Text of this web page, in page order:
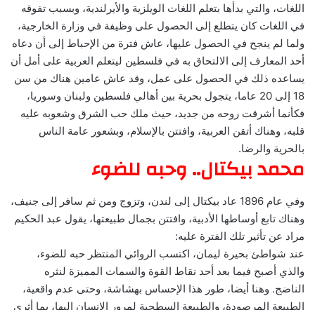
اللغات، والتي بدأها بتعلم اللغات الويلزية والأيرلندية، وبسبب تفوقه
في اللغات كان يتطلع إلى الحصول على وظيفة في وزارة الخارجية،
ولما لم ينجح في الحصول عليها، عاش فترة من الإحباط إلى أن دعاه
أحد المعارف إلى الالتحاق به في فلسطين ليتعلم العربية على أمل أن
يساعده ذلك في الحصول على عمل، وقد عاش عامين هناك من سن
18 إلى 20 عاما، يتجول بحرية بين أهالي فلسطين ولبنان وسوريا،
فكأنما أشرقت روحه من جديد، حيث ملك حب الشرق وشعوبه عليه
قلبه، وهناك أتقن العربية، وافتتن بالإسلام، وبشعور عامة الناس
بالحرية والرضا.
محمد بيكتال.. وحبه للضوء
وفي عام 1896 عاد بيكتال إلى لندن، وتزوج ومن ثم سافر إلى جنيف،
وهناك تابع أوساطها الأدبية، وافتتن بجمال طبيعتها، يقول عبد الحكيم
مراد عن تأثير تلك الفترة عليه:
عند شواطئ بحيرة ليمان، اكتسب الروائي المنتظر حبه للضوء،
والذي أصبح فيما بعد أحد نقاط القوة والسمات المميزة لنثره
الناضج. وهنا أيضا، طور هذا الإحساس بهشاشة، وحتى عدم واقعية،
الطبيعة المرصودة، والطبيعة السطحية لمرور الإنسان إليها، بما أثري